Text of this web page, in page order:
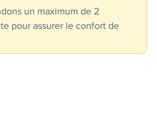
un maximum de 2
pour assurer le confort de